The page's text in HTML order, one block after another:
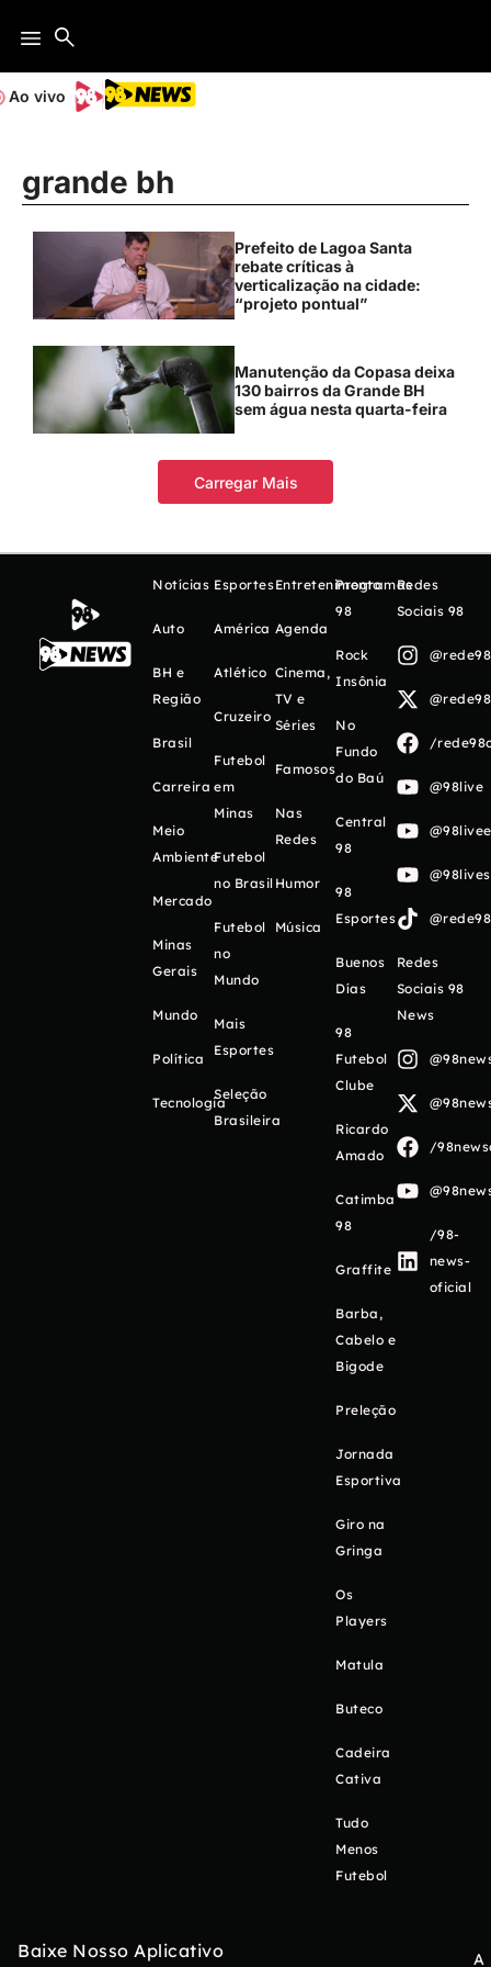
Ao vivo
grande bh
Prefeito de Lagoa Santa
rebate críticas à
verticalização na cidade:
“projeto pontual”
Manutenção da Copasa deixa
130 bairros da Grande BH
sem água nesta quarta-feira
Carregar Mais
Notícias
Auto
BH e
Região
Brasil
Carreira
Meio
Ambiente
Mercado
Minas
Gerais
Mundo
Política
Tecnologia
Esportes
América
Atlético
Cruzeiro
Futebol
em
Minas
Futebol
no Brasil
Futebol
no
Mundo
Mais
Esportes
Seleção
Brasileira
Entretenimento
Agenda
Cinema,
TV e
Séries
Famosos
Nas
Redes
Humor
Música
Programas
98
Rock
Insônia
No
Fundo
do Baú
Central
98
98
Esportes
Buenos
Días
98
Futebol
Clube
Ricardo
Amado
Catimba
98
Graffite
Barba,
Cabelo e
Bigode
Preleção
Jornada
Esportiva
Giro na
Gringa
Os
Players
Matula
Buteco
Cadeira
Cativa
Tudo
Menos
Futebol
Redes
Sociais 98
/
@98live
Redes
Sociais 98
News
/
/98-
news-
oficial
Baixe Nosso Aplicativo A